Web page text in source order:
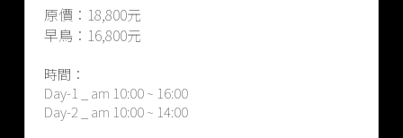
原價：18,800元
早鳥：16,800元
時間：
Day-1 _ am 10:00 ~ 16:00
Day-2 _ am 10:00 ~ 14:00